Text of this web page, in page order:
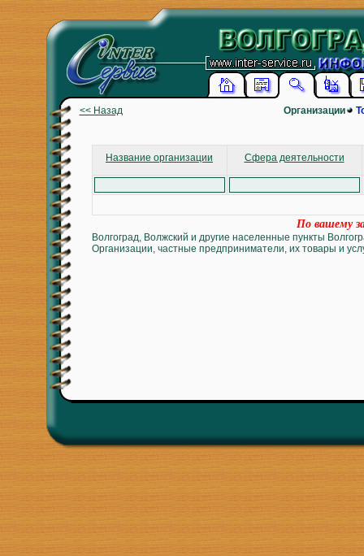
<< Назад Организации
Название организации Сфера деятельности
По вашему
Волгоград, Волжский и другие населенные пункты
Организации, частные предприниматели, их товары и